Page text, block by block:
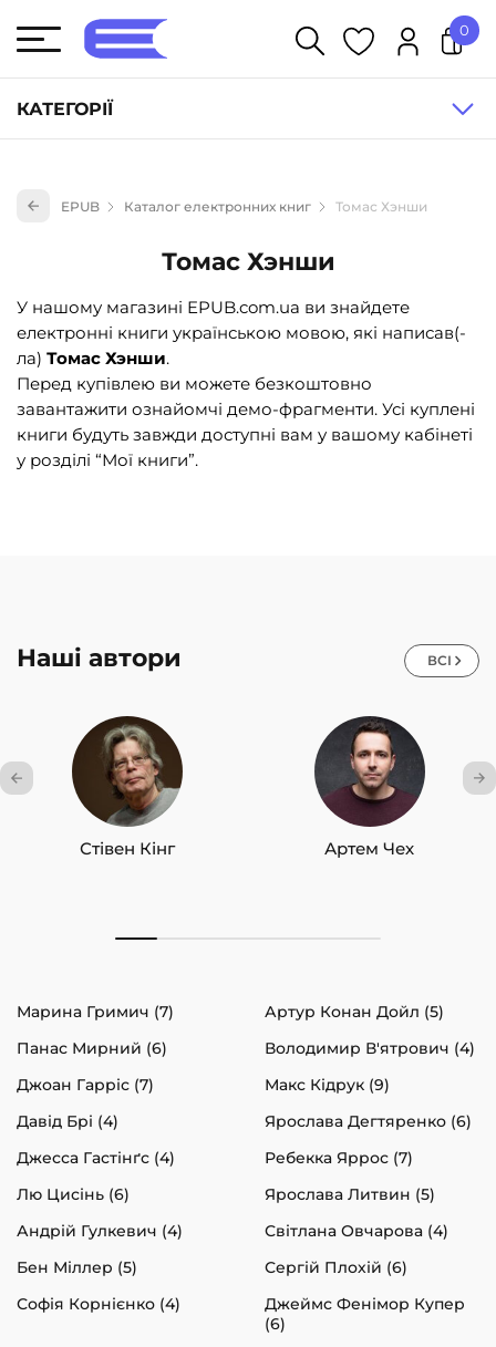
КАТЕГОРІЇ
Книги для дітей (836)
Книги для підлітків (240)
Навчальна література та посібники (527)
Енциклопедії, довідники, словники (55)
Подарункові сертифікати (1)
0
EPUB Каталог електронних книг Томас Хэнши
Томас Хэнши
У нашому магазині EPUB.com.ua ви знайдете
електронні книги українською мовою, які написав(-
ла) Томас Хэнши.
Перед купівлею ви можете безкоштовно
завантажити ознайомчі демо-фрагменти. Усі куплені
книги будуть завжди доступні вам у вашому кабінеті
у розділі “Мої книги”.
Наші автори ВСІ
Стівен Кінг Артем Чех
Марина Гримич (7)
Артур Конан Дойл (5)
Панас Мирний (6)
Володимир В'ятрович (4)
Джоан Гарріс (7)
Макс Кідрук (9)
Давід Брі (4)
Ярослава Дегтяренко (6)
Джесса Гастінґс (4)
Ребекка Яррос (7)
Лю Цисінь (6)
Ярослава Литвин (5)
Андрій Гулкевич (4)
Світлана Овчарова (4)
Бен Міллер (5)
Сергій Плохій (6)
Софія Корнієнко (4)
Джеймс Фенімор Купер
(6)